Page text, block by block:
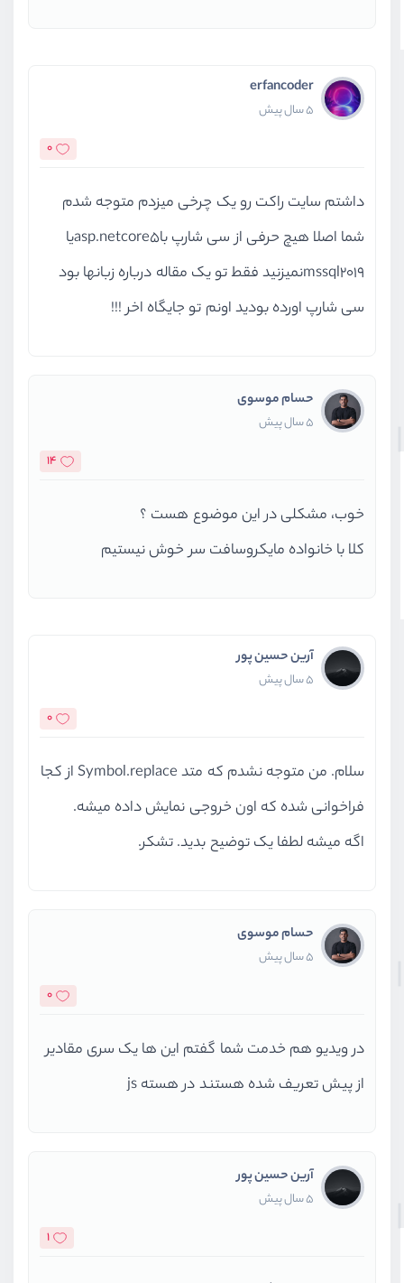
erfancoder
5 سال پیش
0
داشتم سایت راکت رو یک چرخی میزدم متوجه شدم
شما اصلا هیچ حرفی از سی شارپ باasp.netcore5یا
mssql2019نمیزنید فقط تو یک مقاله درباره زبانها بود
سی شارپ اورده بودید اونم تو جایگاه اخر !!!
حسام موسوی
5 سال پیش
14
خوب، مشکلی در این موضوع هست ؟
کلا با خانواده مایکروسافت سر خوش نیستیم
آرین حسین پور
5 سال پیش
0
سلام. من متوجه نشدم که متد Symbol.replace از کجا
فراخوانی شده که اون خروجی نمایش داده میشه.
اگه میشه لطفا یک توضیح بدید. تشکر.
حسام موسوی
5 سال پیش
0
در ویدیو هم خدمت شما گفتم این ها یک سری مقادیر
از پیش تعریف شده هستند در هسته js
آرین حسین پور
5 سال پیش
1